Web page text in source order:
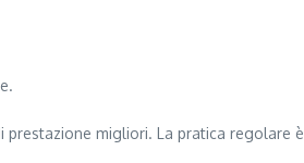
migliori. La pratica regolare è